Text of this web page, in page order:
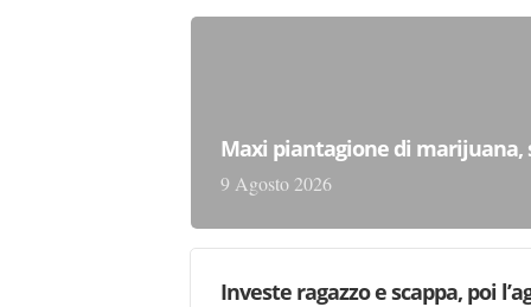
Maxi piantagione di
9 Agosto 2026
Investe ragazzo e scappa, poi